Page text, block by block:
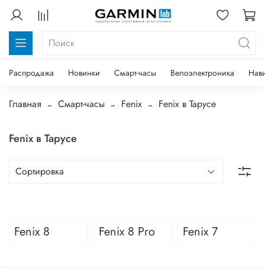
Распродажа Новинки Смарт-часы Велоэлектроника
Главная Смарт-часы Fenix Fenix в Тарусе
Fenix в Тарусе
Fenix 8 Fenix 8 Pro Fenix 7